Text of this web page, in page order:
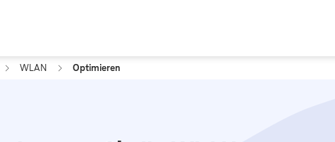
WLAN Optimieren